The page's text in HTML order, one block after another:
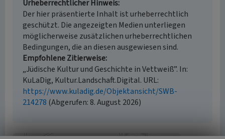
Urheberrechtlicher Hinweis
Der hier präsentierte Inhalt ist urheberrechtlich
geschützt. Die angezeigten Medien unterliegen
möglicherweise zusätzlichen urheberrechtlichen
Bedingungen, die an diesen ausgewiesen sind.
Empfohlene Zitierweise
„Jüdische Kultur und Geschichte in Vettweiß”. In:
KuLaDig, Kultur.Landschaft.Digital. URL:
https://www.kuladig.de/Objektansicht/SWB-
214278 (Abgerufen: 8. August 2026)